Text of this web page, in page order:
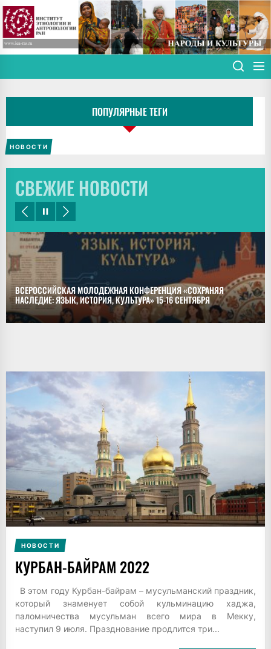
Skip
to
the
content
ПОПУЛЯРНЫЕ ТЕГИ
НОВОСТИ
СВЕЖИЕ НОВОСТИ
ВСЕРОССИЙСКАЯ МОЛОДЕЖНАЯ КОНФЕРЕНЦИЯ «СОХРАНЯЯ
НАСЛЕДИЕ: ЯЗЫК, ИСТОРИЯ, КУЛЬТУРА» 15-16 СЕНТЯБРЯ
НОВОСТИ
КУРБАН-БАЙРАМ 2022
В этом году Курбан-байрам – мусульманский праздник,
который знаменует собой кульминацию хаджа,
паломничества мусульман всего мира в Мекку,
наступил 9 июля. Празднование продлится три...